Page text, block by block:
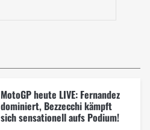
MotoGP heute LIVE: Fernandez
dominiert, Bezzecchi kämpft
sich sensationell aufs Podium!